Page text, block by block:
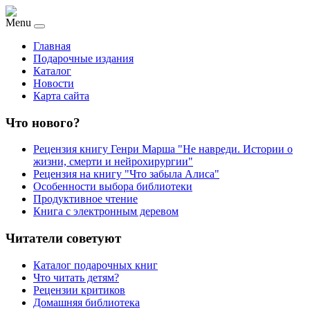
Menu
Главная
Подарочные издания
Каталог
Новости
Карта сайта
Что нового?
Рецензия книгу Генри Марша "Не навреди. Истории о
жизни, смерти и нейрохирургии"
Рецензия на книгу "Что забыла Алиса"
Особенности выбора библиотеки
Продуктивное чтение
Книга с электронным деревом
Читатели советуют
Каталог подарочных книг
Что читать детям?
Рецензии критиков
Домашняя библиотека